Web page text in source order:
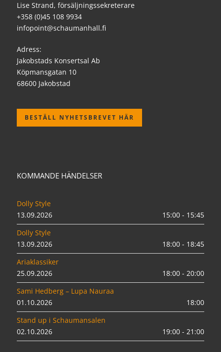
Lise Strand, försäljningssekreterare
+358 (0)45 108 9934
infopoint@schaumanhall.fi
Adress:
Jakobstads Konsertsal Ab
Köpmansgatan 10
68600 Jakobstad
BESTÄLL NYHETSBREVET HÄR
KOMMANDE HÄNDELSER
Dolly Style
13.09.2026
15:00 - 15:45
Dolly Style
13.09.2026
18:00 - 18:45
Ariaklassiker
25.09.2026
18:00 - 20:00
Sami Hedberg – Lupa Nauraa
01.10.2026
18:00
Stand up i Schaumansalen
02.10.2026
19:00 - 21:00